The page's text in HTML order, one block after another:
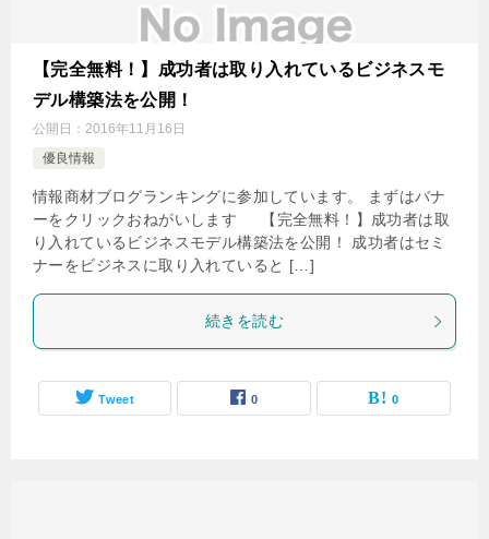
【完全無料！】成功者は取り入れているビジネスモ
デル構築法を公開！
公開日： 2016年11月16日
優良情報
情報商材ブログランキングに参加しています。 まずはバナ
ーをクリックおねがいします 【完全無料！】成功者は取
り入れているビジネスモデル構築法を公開！ 成功者はセミ
ナーをビジネスに取り入れていると […]
続きを読む
Tweet 0 0